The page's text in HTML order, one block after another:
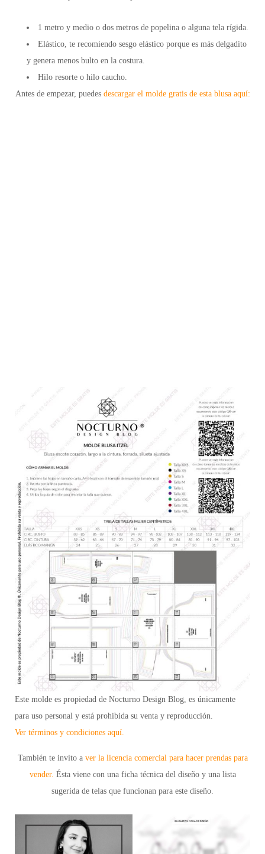
1 metro y medio o dos metros de popelina o alguna tela rígida.
Elástico, te recomiendo sesgo elástico porque es más delgadito
y genera menos bulto en la costura.
Hilo resorte o hilo caucho.
Antes de empezar, puedes descargar el molde gratis de esta blusa aquí:
Este molde es propiedad de Nocturno Design Blog, es únicamente
para uso personal y está prohibida su venta y reproducción.
Ver términos y condiciones aquí.
También te invito a ver la licencia comercial para hacer prendas para
vender. Ésta viene con una ficha técnica del diseño y una lista
sugerida de telas que funcionan para este diseño.